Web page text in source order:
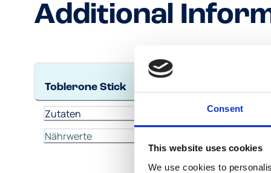
Consent
This website uses cookies
We use cookies to
Additional
Toblerone Stick
Zutaten
Nährwerte